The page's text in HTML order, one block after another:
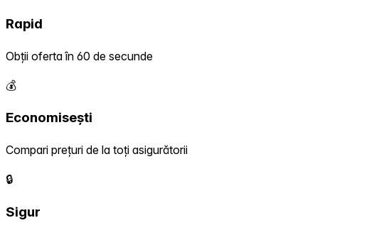
Rapid
Obții oferta în 60 de secunde
💰
Economisești
Compari prețuri de la toți asigurătorii
🔒
Sigur